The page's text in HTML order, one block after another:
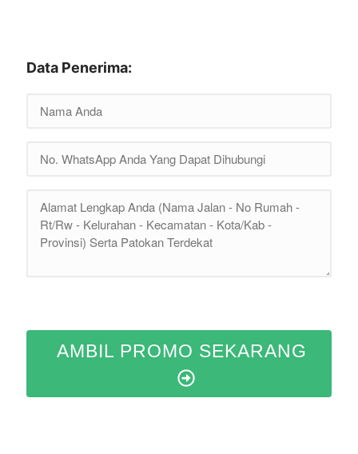
Data Penerima:
AMBIL PROMO SEKARANG